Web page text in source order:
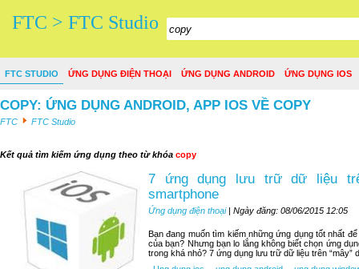
FTC > FTC Studio
FTC STUDIO ỨNG DỤNG ĐIỆN THOẠI ỨNG DỤNG ANDROID ỨNG DỤNG IOS
COPY: ỨNG DỤNG ANDROID, APP IOS VỀ COPY
FTC FTC Studio
Kết quả tìm kiếm ứng dụng theo từ khóa copy
7 ứng dụng lưu trữ dữ liệu
smartphone
Ứng dụng điện thoại| Ngày đăng: 08/06/2015 12:05
Bạn đang muốn tìm kiếm những ứng dụng tốt nhất
của bạn? Nhưng bạn lo lắng không biết chọn ứng
trong khá nhỏ? 7 ứng dụng lưu trữ dữ liệu trên “mây”